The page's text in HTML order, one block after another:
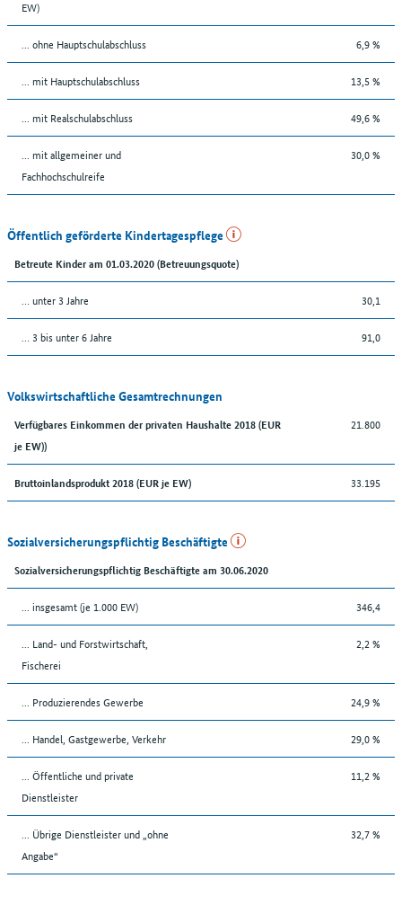
EW)
... ohne Hauptschulabschluss 6,9 %
... mit Hauptschulabschluss 13,5 %
... mit Realschulabschluss 49,6 %
... mit allgemeiner und
Fachhochschulreife
30,0 %
Öffentlich geförderte Kindertagespflege
Betreute Kinder am 01.03.2020 (Betreuungsquote)
… unter 3 Jahre 30,1
… 3 bis unter 6 Jahre 91,0
Volkswirtschaftliche Gesamtrechnungen
Verfügbares Einkommen der privaten Haushalte 2018 (EUR
je EW))
21.800
Bruttoinlandsprodukt 2018 (EUR je EW) 33.195
Sozialversicherungspflichtig Beschäftigte
Sozialversicherungspflichtig Beschäftigte am 30.06.2020
... insgesamt (je 1.000 EW) 346,4
... Land- und Forstwirtschaft,
Fischerei
2,2 %
... Produzierendes Gewerbe 24,9 %
... Handel, Gastgewerbe, Verkehr 29,0 %
... Öffentliche und private
Dienstleister
11,2 %
... Übrige Dienstleister und „ohne
Angabe“
32,7 %